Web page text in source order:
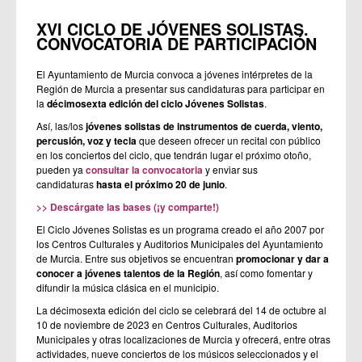
XVI CICLO DE JÓVENES SOLISTAS.
CONVOCATORIA DE PARTICIPACIÓN
El Ayuntamiento de Murcia convoca a jóvenes intérpretes de la
Región de Murcia a presentar sus candidaturas para participar en
la décimosexta edición del ciclo Jóvenes Solistas.
Así, las/losjóvenes solistas de instrumentos de cuerda, viento,
percusión, voz y teclaque deseen ofrecer un recital con público
en los conciertos del ciclo, que tendrán lugar el próximo otoño,
pueden ya consultar la convocatoriay enviar sus
candidaturashasta el próximo 20 de junio.
>> Descárgate las bases (¡y comparte!)
El Ciclo Jóvenes Solistas es un programa creado el año 2007 por
los Centros Culturales y Auditorios Municipales del Ayuntamiento
de Murcia. Entre sus objetivos se encuentran promocionar y dar a
conocer a jóvenes talentos de la Región, así como fomentar y
difundir la música clásica en el municipio.
La décimosexta edición del ciclo se celebrará del 14 de octubre al
10 de noviembre de 2023 en Centros Culturales, Auditorios
Municipales y otras localizaciones de Murcia y ofrecerá, entre otras
actividades, nueve conciertos de los músicos seleccionados y el